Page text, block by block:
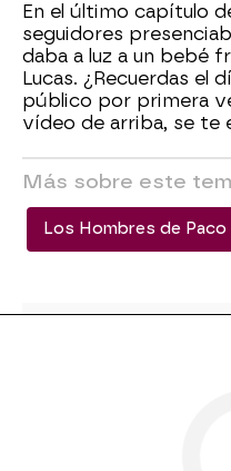
En el último capítulo
seguidores
daba a luz a un bebé
Lucas. ¿Recuerdas el
público por primera
vídeo de arriba, se te
Más sobre este
Los Hombres de Paco